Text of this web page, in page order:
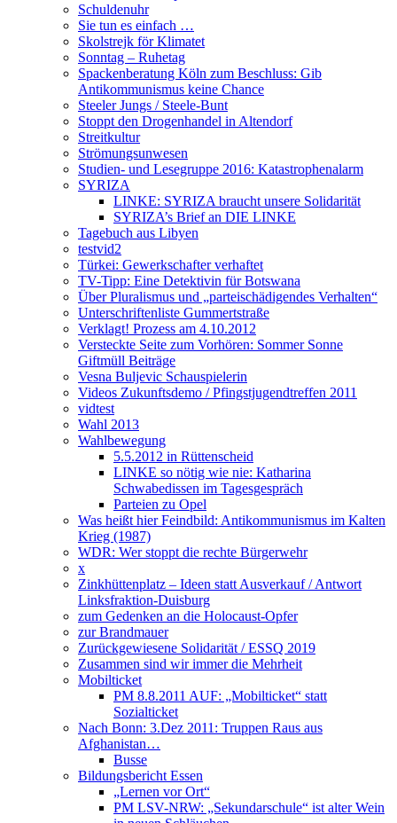
Schuldenuhr
Sie tun es einfach …
Skolstrejk för Klimatet
Sonntag – Ruhetag
Spackenberatung Köln zum Beschluss: Gib
Antikommunismus keine Chance
Steeler Jungs / Steele-Bunt
Stoppt den Drogenhandel in Altendorf
Streitkultur
Strömungsunwesen
Studien- und Lesegruppe 2016: Katastrophenalarm
SYRIZA
LINKE: SYRIZA braucht unsere Solidarität
SYRIZA’s Brief an DIE LINKE
Tagebuch aus Libyen
testvid2
Türkei: Gewerkschafter verhaftet
TV-Tipp: Eine Detektivin für Botswana
Über Pluralismus und „parteischädigendes Verhalten“
Unterschriftenliste Gummertstraße
Verklagt! Prozess am 4.10.2012
Versteckte Seite zum Vorhören: Sommer Sonne
Giftmüll Beiträge
Vesna Buljevic Schauspielerin
Videos Zukunftsdemo / Pfingstjugendtreffen 2011
vidtest
Wahl 2013
Wahlbewegung
5.5.2012 in Rüttenscheid
LINKE so nötig wie nie: Katharina
Schwabedissen im Tagesgespräch
Parteien zu Opel
Was heißt hier Feindbild: Antikommunismus im Kalten
Krieg (1987)
WDR: Wer stoppt die rechte Bürgerwehr
x
Zinkhüttenplatz – Ideen statt Ausverkauf / Antwort
Linksfraktion-Duisburg
zum Gedenken an die Holocaust-Opfer
zur Brandmauer
Zurückgewiesene Solidarität / ESSQ 2019
Zusammen sind wir immer die Mehrheit
Mobilticket
PM 8.8.2011 AUF: „Mobilticket“ statt
Sozialticket
Nach Bonn: 3.Dez 2011: Truppen Raus aus
Afghanistan…
Busse
Bildungsbericht Essen
„Lernen vor Ort“
PM LSV-NRW: „Sekundarschule“ ist alter Wein